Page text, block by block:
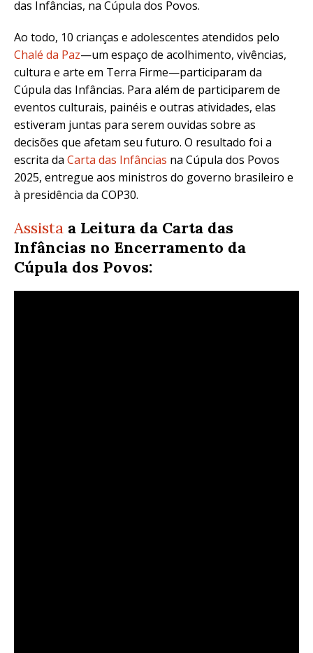
das Infâncias, na Cúpula dos Povos.
Ao todo, 10 crianças e adolescentes atendidos pelo
Chalé da Paz—um espaço de acolhimento, vivências,
cultura e arte em Terra Firme—participaram da
Cúpula das Infâncias. Para além de participarem de
eventos culturais, painéis e outras atividades, elas
estiveram juntas para serem ouvidas sobre as
decisões que afetam seu futuro. O resultado foi a
escrita da Carta das Infâncias na Cúpula dos Povos
2025, entregue aos ministros do governo brasileiro e
à presidência da COP30.
Assista a Leitura da Carta das
Infâncias no Encerramento da
Cúpula dos Povos: